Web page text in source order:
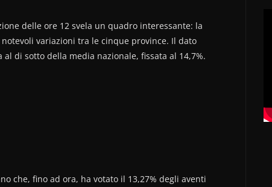
delle ore 12 svela un quadro interessante: la
variazioni tra le cinque province. Il dato
di sotto della media nazionale, fissata al 14,7%.
che, fino ad ora, ha votato il 13,27% degli aventi